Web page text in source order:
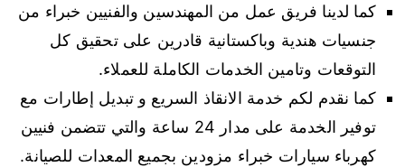
كما لدينا فريق عمل من المهندسين والفنيين خبراء من
جنسيات هندية وباكستانية قادرين على تحقيق كل
التوقعات وتامين الخدمات الكاملة للعملاء.
كما نقدم لكم خدمة الانقاذ السريع و تبديل إطارات مع
توفير الخدمة على مدار 24 ساعة والتي تتضمن فنيين
كهرباء سيارات خبراء مزودين بجميع المعدات للصيانة.